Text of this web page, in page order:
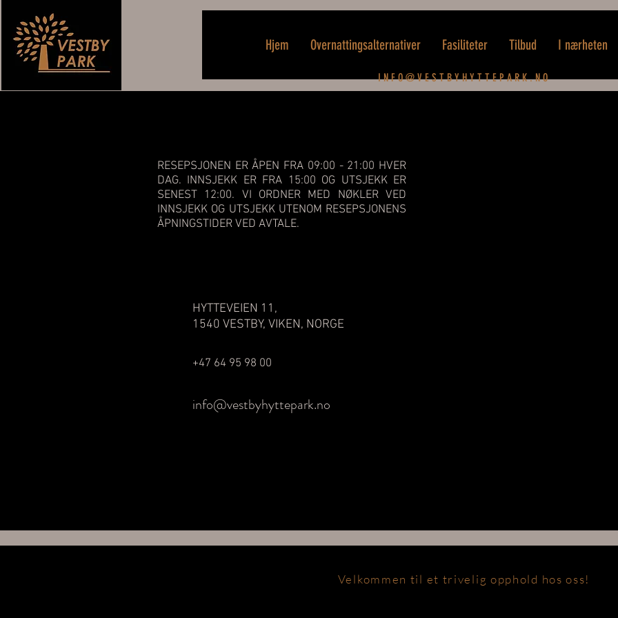
Hjem Overnattingsalternativer Fasiliteter Tilbud I nærheten
I N F O @ V E S T B Y H Y T T E P A R K . N O
RESEPSJONEN ER ÅPEN FRA 09:00 - 21:00 HVER
DAG. INNSJEKK ER FRA 15:00 OG UTSJEKK ER
SENEST 12:00. VI ORDNER MED NØKLER VED
INNSJEKK OG UTSJEKK UTENOM RESEPSJONENS
ÅPNINGSTIDER VED AVTALE.
HYTTEVEIEN 11,
1540 VESTBY, VIKEN, NORGE
+47 64 95 98 00
info@vestbyhyttepark.no
Velkommen til et trivelig opphold hos oss!